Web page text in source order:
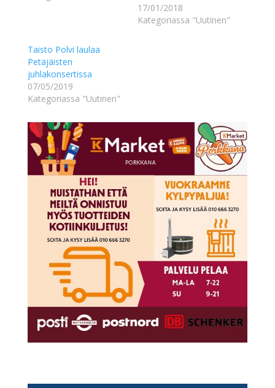
17/01/2018
Kategoriassa "Uutinen"
Taisto Polvi laulaa
Petäjäisten
juhlakonsertissa
07/05/2019
Kategoriassa "Uutinen"